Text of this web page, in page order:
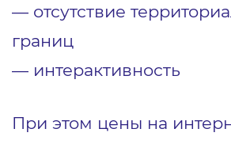
― отсутствие
границ
― интерактивность
При этом цены на